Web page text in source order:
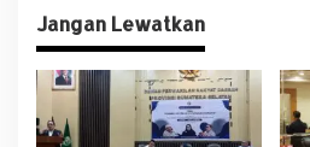
g
a
s
i
Jangan Lewatkan